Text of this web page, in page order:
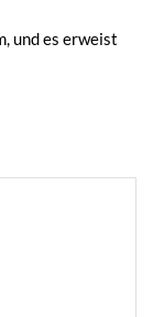
und es erweist